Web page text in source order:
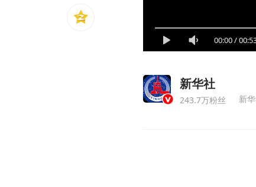
00:00/
新华社
243.7万粉丝 新